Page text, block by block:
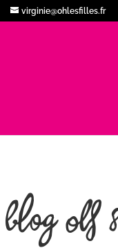
virginie@ohlesfilles.fr
blog